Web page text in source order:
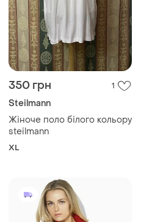
350 грн 1
Steilmann
Жіноче поло білого кольору
steilmann
XL